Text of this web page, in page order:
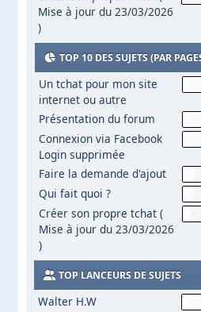
Mise à jour du 23/03/2026
)
TOP 10 DES SUJETS (PAR
Un tchat pour mon site
internet ou autre
Présentation du forum
Connexion via Facebook
Login supprimée
Faire la demande d'ajout
Qui fait quoi ?
Créer son propre tchat (
Mise à jour du 23/03/2026
)
TOP LANCEURS DE SUJETS
Walter H.W